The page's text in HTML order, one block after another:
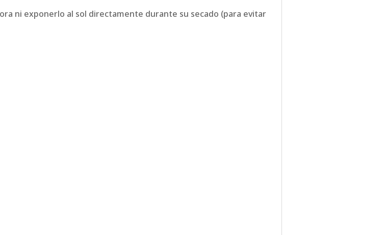
ni exponerlo al sol directamente durante su secado (para evitar